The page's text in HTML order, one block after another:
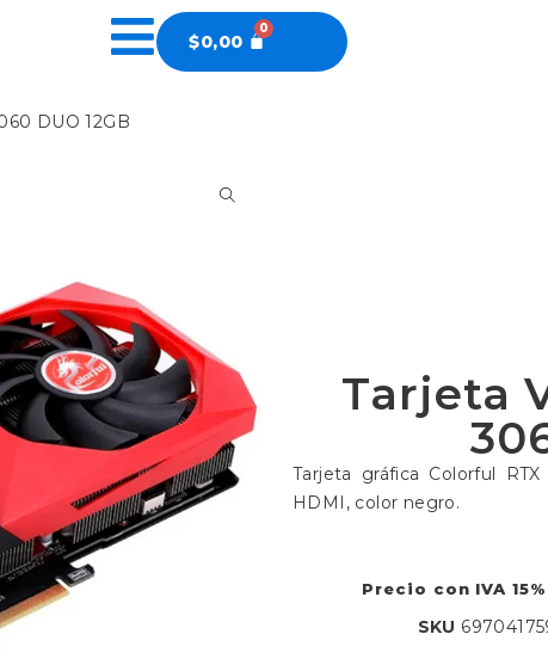
$0,00
DUO 12GB
Tarjeta
Tarjeta gráfica Colorful
HDMI, color negro.
Precio con IVA
SKU